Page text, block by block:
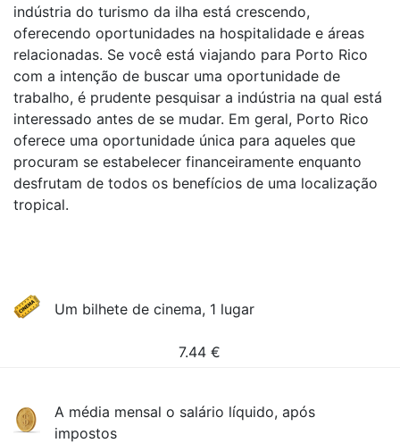
indústria do turismo da ilha está crescendo,
oferecendo oportunidades na hospitalidade e áreas
relacionadas. Se você está viajando para Porto Rico
com a intenção de buscar uma oportunidade de
trabalho, é prudente pesquisar a indústria na qual está
interessado antes de se mudar. Em geral, Porto Rico
oferece uma oportunidade única para aqueles que
procuram se estabelecer financeiramente enquanto
desfrutam de todos os benefícios de uma localização
tropical.
Um bilhete de cinema, 1 lugar
7.44 €
A média mensal o salário líquido, após
impostos